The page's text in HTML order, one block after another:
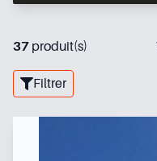
37 produit(s)
Filtrer